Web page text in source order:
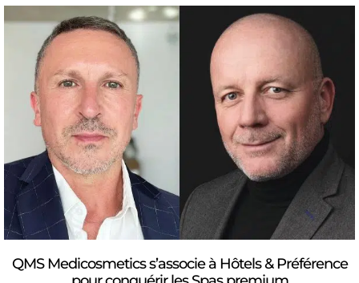
QMS Medicosmetics s’associe à Hôtels & Préférence